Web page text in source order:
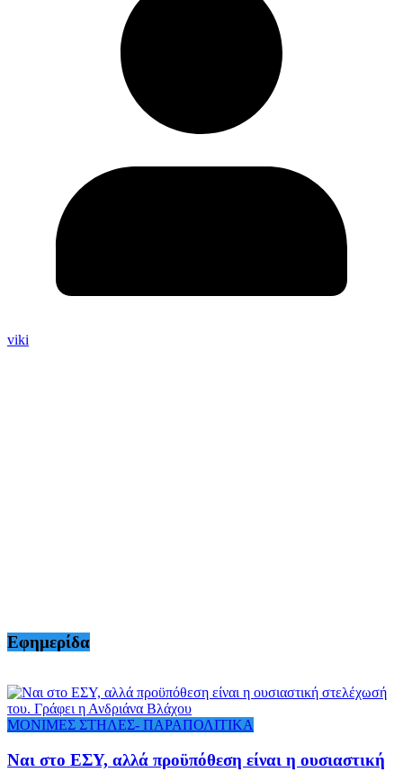
viki
Εφημερίδα
ΜΟΝΙΜΕΣ ΣΤΗΛΕΣ- ΠΑΡΑΠΟΛΙΤΙΚΑ
Ναι στο ΕΣΥ, αλλά προϋπόθεση είναι η ουσιαστική